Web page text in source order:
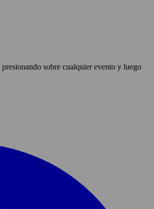
sobre cualquier evento y luego